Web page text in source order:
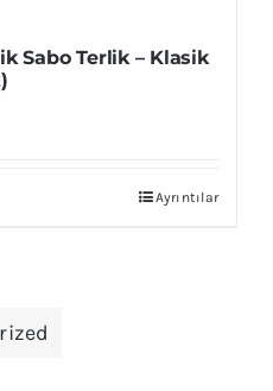
Sabo Terlik – Klasik
Ayrıntılar